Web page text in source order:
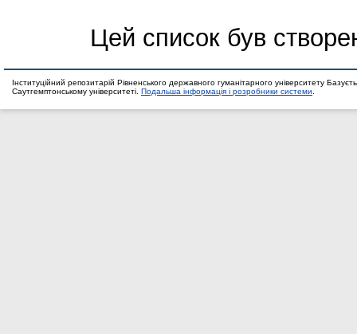
Цей список був
Інституційний репозитарій Рівненського державного гуманітарного університету
Саутгемптонському університеті. Подальша інформація і розробники системи